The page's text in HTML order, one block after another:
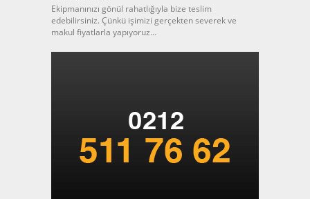
Ekipmanınızı gönül rahatlığıyla bize teslim
edebilirsiniz. Çünkü işimizi gerçekten severek ve
makul fiyatlarla yapıyoruz…